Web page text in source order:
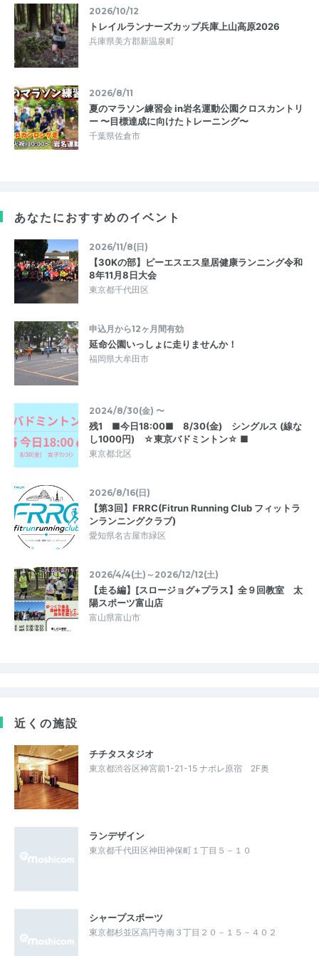
2026/10/12
トレイルランナーズカップ兵庫上山高原2026
兵庫県美方郡新温泉町
2026/8/11
夏のマラソン練習会 in岩名運動公園クロスカントリ
ー 〜目標達成に向けたトレーニング〜
千葉県佐倉市
あなたにおすすめのイベント
2026/11/8(日)
【30Kの部】ピーエスエス皇居健康ランニング令和
8年11月8日大会
東京都千代田区
申込月から12ヶ月間有効
延命公園いっしょに走りませんか！
福岡県大牟田市
2024/8/30(金) 〜
残1 ■今日18:00■ 8/30(金) シングルス (線な
し1000円) ☆東京バドミントン☆ ■
東京都北区
2026/8/16(日)
【第3回】FRRC(Fitrun Running Club フィットラ
ンランニングクラブ)
愛知県名古屋市緑区
2026/4/4(土)～2026/12/12(土)
【走る編】[スロージョグ+プラス】全９回教室 太
陽スポーツ富山店
富山県富山市
近くの施設
チチタスタジオ
東京都渋谷区神宮前1-21-15 ナポレ原宿 2F奥
ランデザイン
東京都千代田区神田神保町１丁目５－１０
シャープスポーツ
東京都杉並区高円寺南３丁目２０－１５－４０２